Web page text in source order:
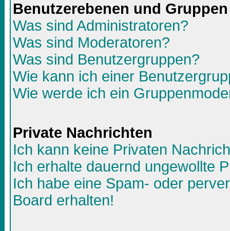
Benutzerebenen und Gruppen
Was sind Administratoren?
Was sind Moderatoren?
Was sind Benutzergruppen?
Wie kann ich einer
Wie werde ich ein
Private Nachrichten
Ich kann keine Privaten
Ich erhalte dauernd ungewollte
Ich habe eine Spam- oder
Board erhalten!